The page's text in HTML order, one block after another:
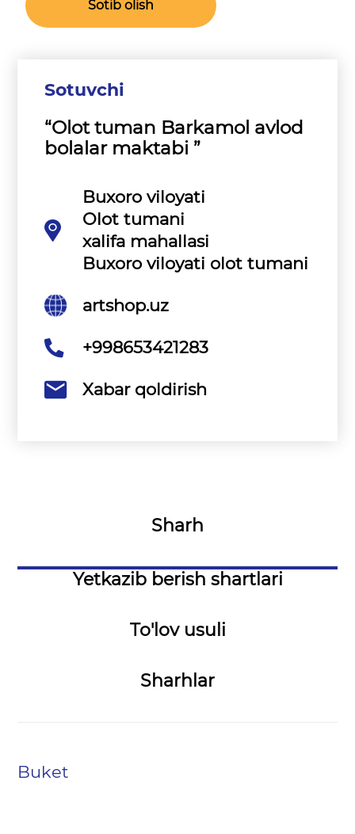
Sotib olish
Sotuvchi
“Olot tuman Barkamol avlod
bolalar maktabi ”
Buxoro viloyati
Olot tumani
xalifa mahallasi
Buxoro viloyati olot tumani
artshop.uz
+998653421283
Xabar qoldirish
Sharh
Yetkazib berish shartlari
To'lov usuli
Sharhlar
Buket